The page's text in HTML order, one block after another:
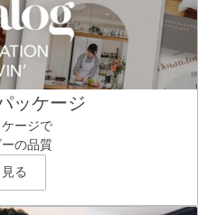
ッケージ
ージで
の品質
る